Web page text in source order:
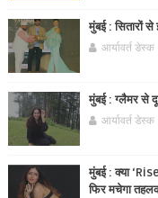
मुंबई : सितारों
आर्यावर्त डेस्क
मुंबई : ग्लैमर से
आर्यावर्त डेस्क
मुंबई : क्या
फिर मचेगा